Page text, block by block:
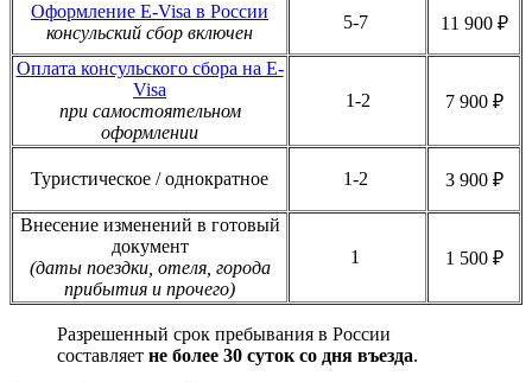
Оформление E-Visa в России
консульский сбор включен
5-7 11 900 ₽
Оплата консульского сбора на E-
Visa
при самостоятельном
оформлении
1-2 7 900 ₽
Туристическое / однократное 1-2 3 900 ₽
Внесение изменений в готовый
документ
(даты поездки, отеля, города
прибытия и прочего)
1 1 500 ₽
Разрешенный срок пребывания в России
составляет не более 30 суток со дня въезда.